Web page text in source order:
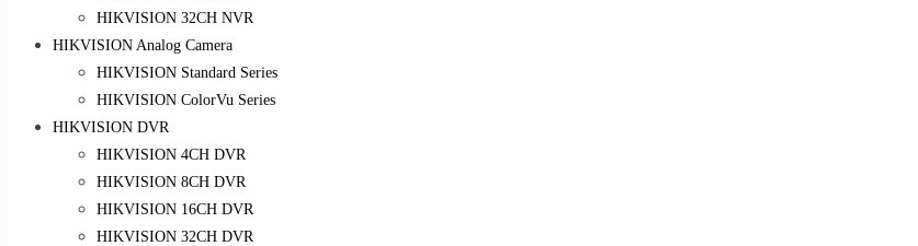
HIKVISION 32CH NVR
HIKVISION Analog Camera
HIKVISION Standard Series
HIKVISION ColorVu Series
HIKVISION DVR
HIKVISION 4CH DVR
HIKVISION 8CH DVR
HIKVISION 16CH DVR
HIKVISION 32CH DVR